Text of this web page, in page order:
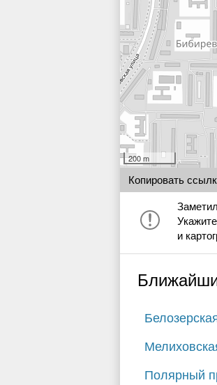
200 m
Копировать
Укажите
и
Полярный